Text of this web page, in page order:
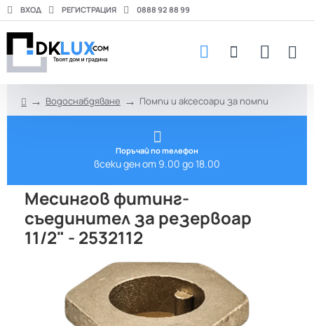
ВХОД РЕГИСТРАЦИЯ 0888 92 88 99
Водоснабдяване Помпи и аксесоари за помпи
Поръчай по телефон
всеки ден от 9.00 до 18.00
Месингов фитинг-
съединител за резервоар
11/2" - 2532112